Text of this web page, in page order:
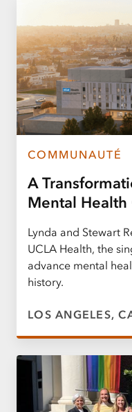
COMMUNAUTÉ
A
Mental Health
Lynda and Stewart
UCLA Health, the
advance mental
history.
LOS ANGELES,